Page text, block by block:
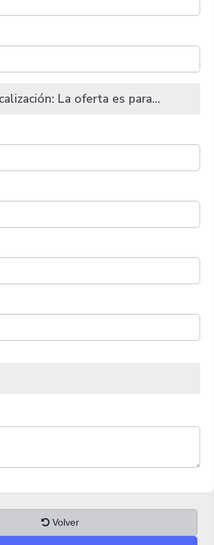
La oferta es para...
Volver